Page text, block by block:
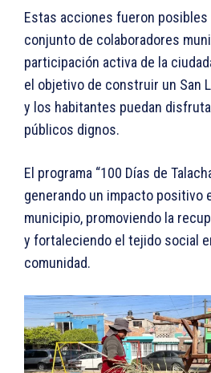
Estas acciones fueron
conjunto de colaboradores
participación activa de la
el objetivo de construir un San
y los habitantes puedan
públicos dignos.
El programa “100 Días de
generando un impacto positivo
municipio, promoviendo la
y fortaleciendo el tejido social
comunidad.